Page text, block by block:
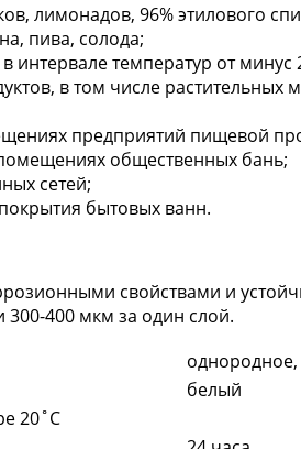
лимонадов, 96% этилового
пива, солода;
интервале температур от минус
в том числе растительных
предприятий пищевой
общественных бань;
сетей;
бытовых ванн.
свойствами и
300-400 мкм за один слой.
белый
20˚С